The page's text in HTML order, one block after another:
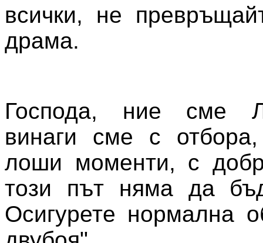
всички, не
драма.
Господа, ние сме
винаги сме с
лоши моменти, с
този път няма да
Осигурете нормална